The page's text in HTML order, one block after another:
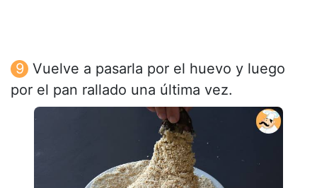
Vuelve a pasarla por el huevo y luego
por el pan rallado una última vez.